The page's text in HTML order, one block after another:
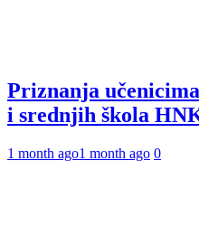
Priznanja
i srednjih škola
1 month ago1 month ago 0